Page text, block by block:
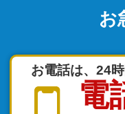
お
お電話は、24
電